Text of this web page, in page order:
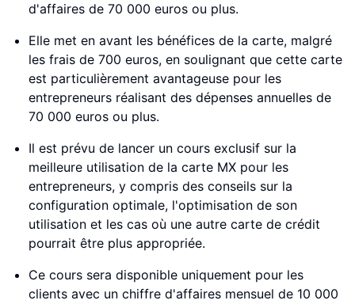
d'affaires de 70 000 euros ou plus.
Elle met en avant les bénéfices de la carte, malgré
les frais de 700 euros, en soulignant que cette carte
est particulièrement avantageuse pour les
entrepreneurs réalisant des dépenses annuelles de
70 000 euros ou plus.
Il est prévu de lancer un cours exclusif sur la
meilleure utilisation de la carte MX pour les
entrepreneurs, y compris des conseils sur la
configuration optimale, l'optimisation de son
utilisation et les cas où une autre carte de crédit
pourrait être plus appropriée.
Ce cours sera disponible uniquement pour les
clients avec un chiffre d'affaires mensuel de 10 000